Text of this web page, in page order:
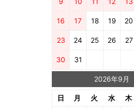
16 17 18 19 20
23 24 25 26 27
30 31
2026年9月
日 月 火 水 木